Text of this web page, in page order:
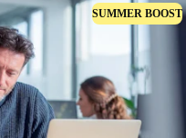
SUMMER BOOST